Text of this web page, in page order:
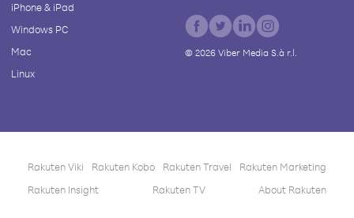
iPhone & iPad
Windows PC
Mac
Linux
© 2026Viber Media S.à r.l.
Rakuten Viki Rakuten Kobo Rakuten Travel
Rakuten Marketing
Rakuten Insight
Rakuten TV About Rakuten